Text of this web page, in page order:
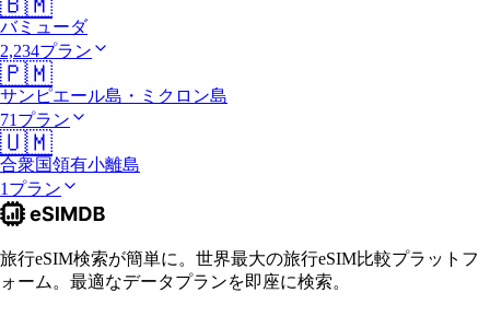
バミューダ
2,234プラン
🇵🇲
サンピエール島・ミクロン島
71プラン
🇺🇲
合衆国領有小離島
1プラン
旅行eSIM検索が簡単に。世界最大の旅行eSIM比較プラットフ
ォーム。最適なデータプランを即座に検索。